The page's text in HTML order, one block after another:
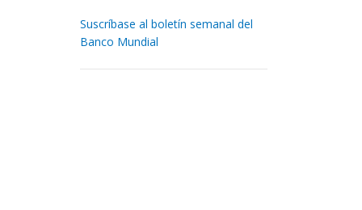
Suscríbase al boletín semanal del
Banco Mundial